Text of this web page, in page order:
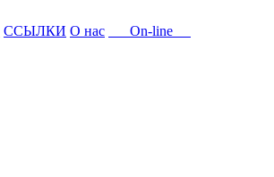
ССЫЛКИ О нас
On-line